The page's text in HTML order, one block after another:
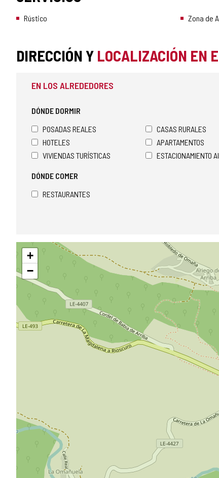
Rústico Zona de
DIRECCIÓN Y LOCALIZACIÓN EN
EN LOS ALREDEDORES
DÓNDE DORMIR
POSADAS REALES
CASAS RURALES
HOTELES
APARTAMENTOS
VIVIENDAS TURÍSTICAS
ESTACIONAMIENTO
DÓNDE COMER
RESTAURANTES
Saltar
mapa
+
−